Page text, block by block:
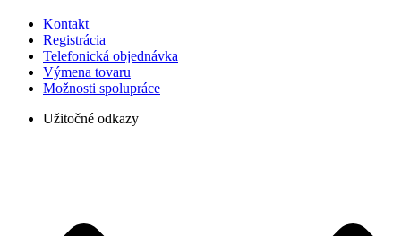
Kontakt
Registrácia
Telefonická objednávka
Výmena tovaru
Možnosti spolupráce
Užitočné odkazy